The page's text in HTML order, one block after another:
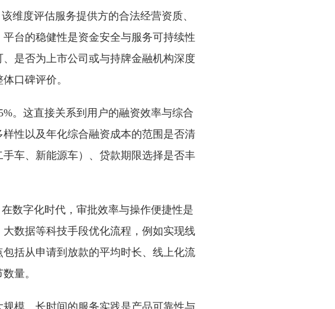
维度评估服务提供方的合法经营资质、
台的稳健性是资金安全与服务可持续性
是否为上市公司或与持牌金融机构深度
口碑评价。
。这直接关系到用户的融资效率与综合
性以及年化综合融资成本的范围是否清
车、新能源车）、贷款期限选择是否丰
数字化时代，审批效率与操作便捷性是
数据等科技手段优化流程，例如实现线
括从申请到放款的平均时长、线上化流
量。
模、长时间的服务实践是产品可靠性与